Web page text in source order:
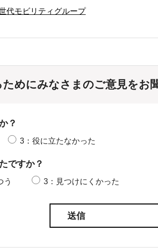
代モビリティグループ
めにみなさまのご意見をお
？
3：役に立たなかった
ですか？
う 3：見つけにくかった